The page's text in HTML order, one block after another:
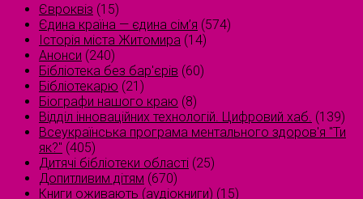
Євроквіз (15)
Єдина країна — єдина сім’я (574)
Історія міста Житомира (14)
Анонси (240)
Бібліотека без бар'єрів (60)
Бібліотекарю (21)
Біографи нашого краю (8)
Відділ інноваційних технологій. Цифровий хаб. (139)
Всеукраїнська програма ментального здоров'я "Ти
як?" (405)
Дитячі бібліотеки області (25)
Допитливим дітям (670)
Книги оживають (аудіокниги) (15)